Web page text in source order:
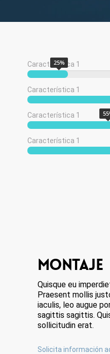
Característica 1
25%
Característica 1
Característica 1 55
Característica 1
MONTAJE
Quisque eu
Praesent mollis
iaculis, leo augue
sagittis sagittis.
sollicitudin erat.
Solicita información